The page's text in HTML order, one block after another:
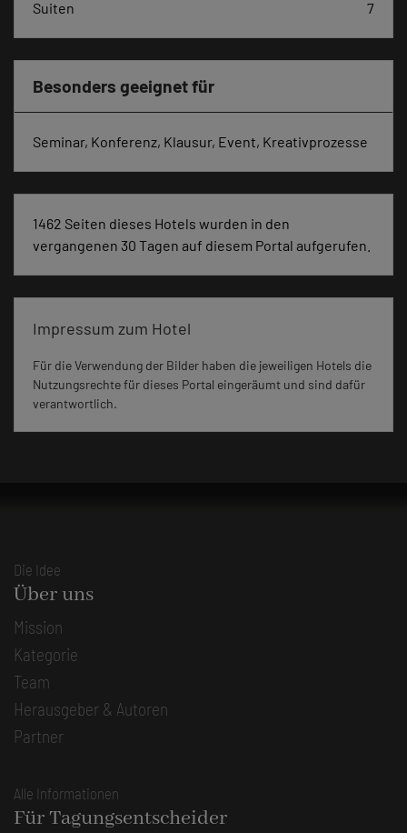
Suiten
7
Besonders geeignet für
Seminar, Konferenz, Klausur, Event, Kreativprozesse
1462 Seiten dieses Hotels wurden in den
vergangenen 30 Tagen auf diesem Portal aufgerufen.
Impressum zum Hotel
Für die Verwendung der Bilder haben die jeweiligen Hotels die
Nutzungsrechte für dieses Portal eingeräumt und sind dafür
verantwortlich.
Die Idee
Über uns
Mission
Kategorie
Team
Herausgeber & Autoren
Partner
Alle Informationen
Für Tagungsentscheider